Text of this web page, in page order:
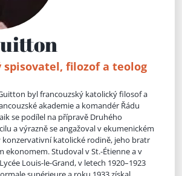
spisovatel, filozof a teolog
byl francouzský katolický filosof a
akademie a komandér Řádu
se podílel na přípravě Druhého
a výrazně se angažoval v ekumenickém
konzervativní katolické rodině, jeho bratr
ekonomem. Studoval v St.-Étienne a v
Louis-le-Grand, v letech 1920–1923